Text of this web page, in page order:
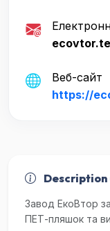
Веб-сайт
https://
Description
Завод ЕкоВтор
ПЕТ-пляшок та